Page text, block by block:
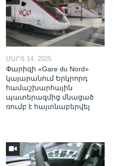
ՄԱՐՏ 14, 2025
Փարիզի «Gare du Nord»
կայարանում Երկրորդ
համաշխարհային
պատերազմից մնացած
ռումբ է հայտնաբերվել